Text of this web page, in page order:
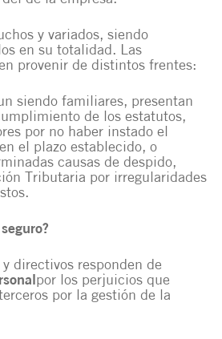
y variados, siendo
en su totalidad. Las
provenir de distintos frentes:
siendo familiares, presentan
de los estatutos,
por no haber instado el
el plazo establecido, o
causas de despido,
Tributaria por irregularidades
directivos responden de
por los perjuicios que
por la gestión de la